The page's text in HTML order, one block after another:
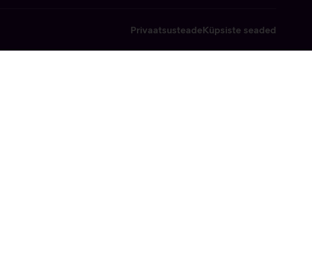
PrivaatsusteadeKüpsiste seaded